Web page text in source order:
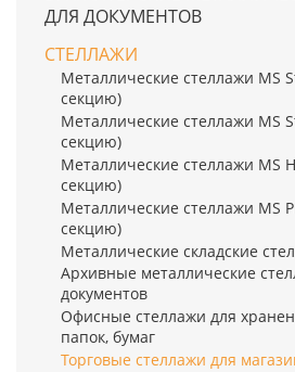
ДЛЯ ДОКУМЕНТОВ
СТЕЛЛАЖИ
Металлические стеллажи MS
секцию)
Металлические стеллажи MS
секцию)
Металлические стеллажи MS
секцию)
Металлические стеллажи MS
секцию)
Металлические складские
Архивные металлические
документов
Офисные стеллажи для
папок, бумаг
Торговые стеллажи для